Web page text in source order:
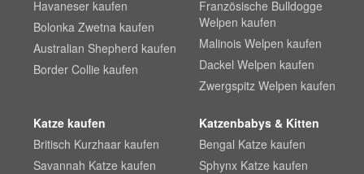
Havaneser kaufen
Bolonka Zwetna kaufen
Australian Shepherd kaufen
Border Collie kaufen
Französische Bulldogge
Welpen kaufen
Malinois Welpen kaufen
Dackel Welpen kaufen
Zwergspitz Welpen kaufen
Katze kaufen
Britisch Kurzhaar kaufen
Savannah Katze kaufen
Katzenbabys & Kitten
Bengal Katze kaufen
Sphynx Katze kaufen